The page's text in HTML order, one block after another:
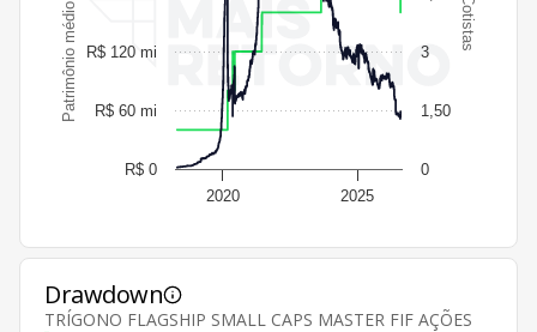
Cotistas
2020 2025
0
1,50
3
R$ 0
R$ 60 mi
R$ 120 mi
Drawdown
TRÍGONO FLAGSHIP SMALL CAPS MASTER FIF AÇÕES